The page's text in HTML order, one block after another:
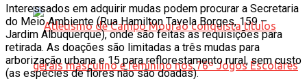
Interessados em adquirir mudas podem procurar a Secretaria
do Meio Ambiente (Rua Hamilton Tavela Borges, 159 –
Jardim Albuquerque), onde são feitas as requisições para
retirada. As doações são limitadas a três mudas para
arborização urbana e 15 para reflorestamento rural, sem custo
(as espécies de flores não são doadas).